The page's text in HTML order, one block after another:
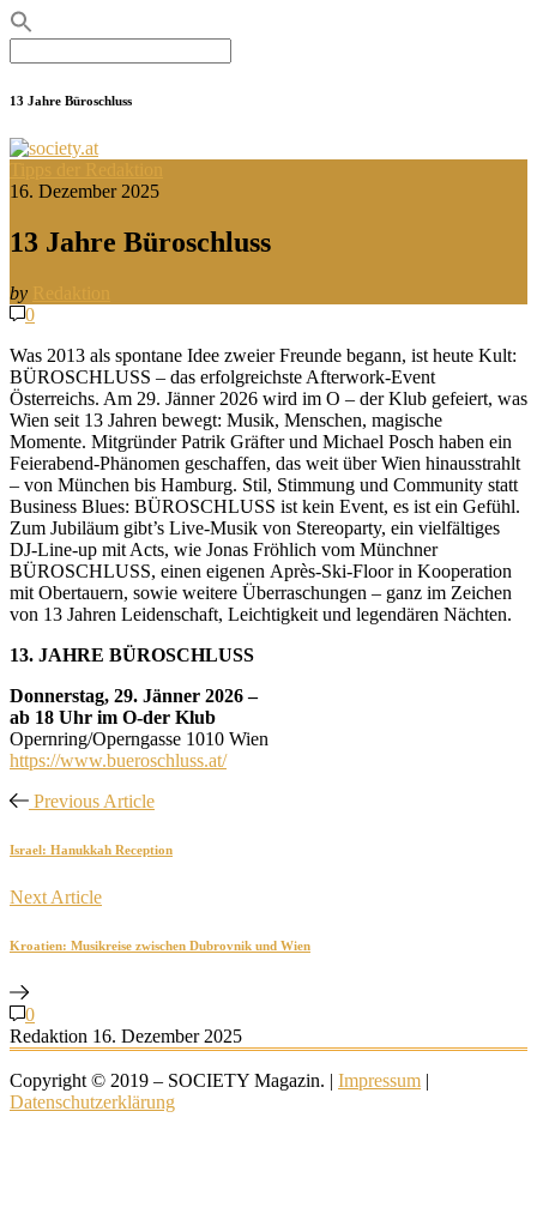
for:
13 Jahre Büroschluss
16. Dezember 2025
13 Jahre Büroschluss
by
0
Was 2013 als spontane Idee zweier Freunde begann, ist heute Kult:
BÜROSCHLUSS – das erfolgreichste Afterwork-Event
Österreichs. Am 29. Jänner 2026 wird im O – der Klub gefeiert, was
Wien seit 13 Jahren bewegt: Musik, Menschen, magische
Momente. Mitgründer Patrik Gräfter und Michael Posch haben ein
Feierabend-Phänomen geschaffen, das weit über Wien hinausstrahlt
– von München bis Hamburg. Stil, Stimmung und Community statt
Business Blues: BÜROSCHLUSS ist kein Event, es ist ein Gefühl.
Zum Jubiläum gibt’s Live-Musik von Stereoparty, ein vielfältiges
DJ-Line-up mit Acts, wie Jonas Fröhlich vom Münchner
BÜROSCHLUSS, einen eigenen Après-Ski-Floor in Kooperation
mit Obertauern, sowie weitere Überraschungen – ganz im Zeichen
von 13 Jahren Leidenschaft, Leichtigkeit und legendären Nächten.
13. JAHRE BÜROSCHLUSS
Donnerstag, 29. Jänner 2026 –
ab 18 Uhr im O-der Klub
Opernring/Operngasse 1010 Wien
https://www.bueroschluss.at/
Previous Article
Israel: Hanukkah Reception
Next Article
Kroatien: Musikreise zwischen Dubrovnik und Wien
0
Redaktion 16. Dezember 2025
Copyright © 2019 – SOCIETY Magazin. | Impressum |
Datenschutzerklärung